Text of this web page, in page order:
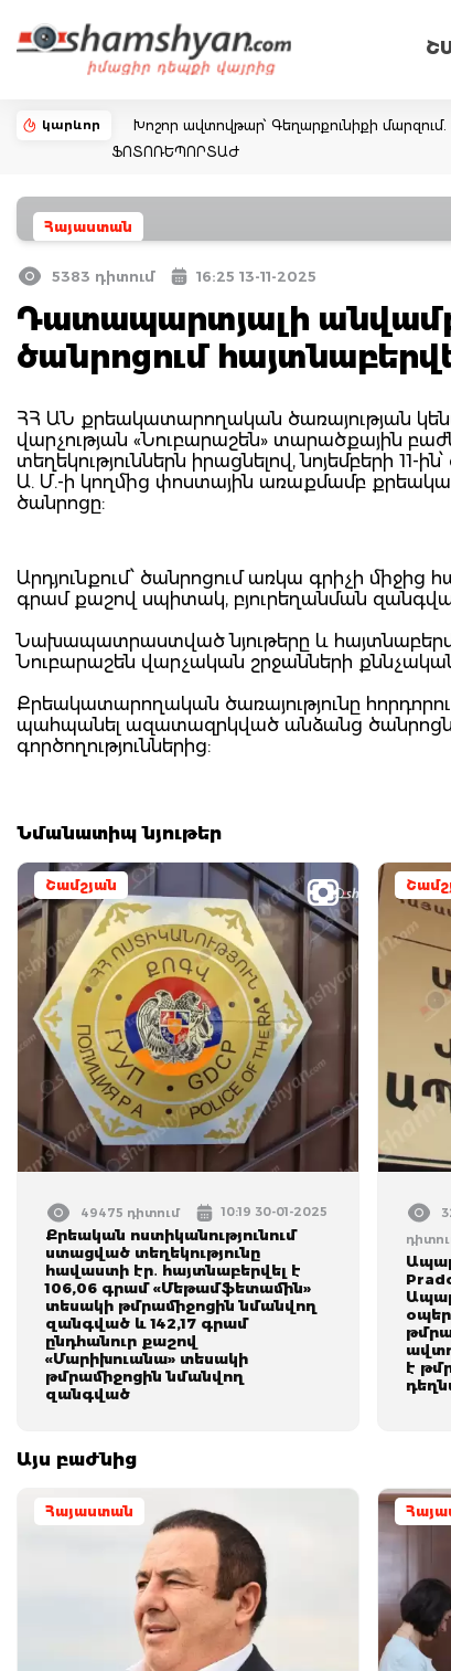
կարևոր
Խոշոր ավտովթար՝ Գեղարքունիքի մարզում.
ՖՈՏՈՌԵՊՈՐՏԱԺ
Հայաստան
5383 դիտում 16:25 13-11-2025
Դատապարտյալի
ծանրոցում
ՀՀ ԱՆ քրեակատարողական ծառայության
վարչության «Նուբարաշեն» տարածքային
տեղեկություններն իրացնելով, նոյեմբերի
Ա. Մ.-ի կողմից փոստային առաքմամբ
ծանրոցը:
Արդյունքում՝ ծանրոցում առկա գրիչի
գրամ քաշով սպիտակ, բյուրեղանման
Նախապատրաստված նյութերը և
Նուբարաշեն վարչական շրջանների
Քրեակատարողական ծառայությունը
պահպանել ազատազրկված անձանց
գործողություններից:
Նմանատիպ նյութեր
Շամշյան
49475 դիտում 10:19 30-01-2025
Քրեական ոստիկանությունում
ստացված տեղեկությունը
հավաստի էր․ հայտնաբերվել է
106,06 գրամ «Մեթամֆետամին»
տեսակի թմրամիջոցին նմանվող
զանգված և 142,17 գրամ
ընդհանուր քաշով
«Մարիխուանա» տեսակի
թմրամիջոցին նմանվող
զանգված
է
Այս բաժնից
Հայաստան